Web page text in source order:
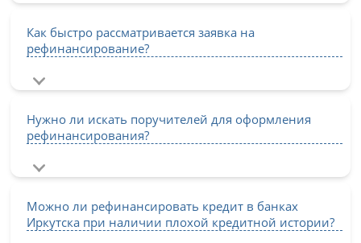
Как быстро рассматривается заявка на
рефинансирование?
Нужно ли искать поручителей для оформления
рефинансирования?
Можно ли рефинансировать кредит в банках
Иркутска при наличии плохой кредитной истории?